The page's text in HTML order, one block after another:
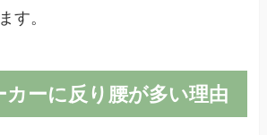
す。
ーに反り腰が多い理由